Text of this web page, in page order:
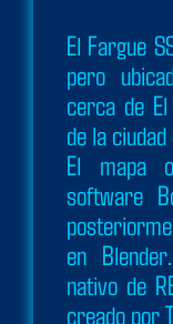
El Fargue
pero
cerca de
de la
El mapa
software
en
nativo de
creado por